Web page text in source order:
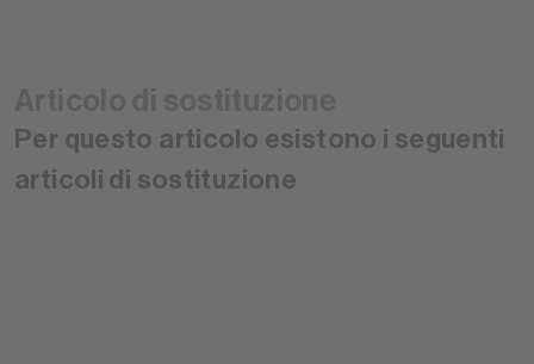
Per questo articolo esistono i seguenti
articoli di sostituzione